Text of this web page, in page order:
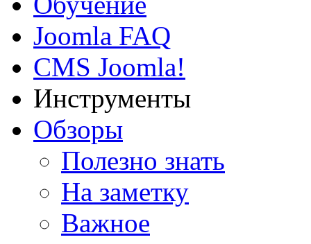
Joomla FAQ
CMS Joomla!
Инструменты
Обзоры
Полезно знать
На заметку
Важное